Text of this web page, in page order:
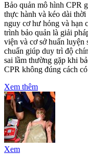
Bảo quản mô hình CPR
thực hành và kéo dài
nguy cơ hư hỏng và hạn
trình bảo quản là giải
viện và cơ sở huấn luyện
chuẩn giúp duy trì độ
sai lầm thường gặp khi
CPR không đúng cách
Xem thêm
Xem